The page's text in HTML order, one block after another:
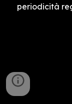
periodicità